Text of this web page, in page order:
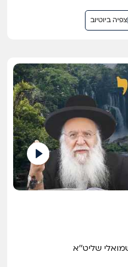
צפיה ביוטיוב